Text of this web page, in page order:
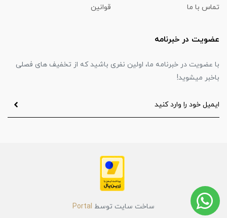
تماس با ما قوانین
عضویت در خبرنامه
با عضویت در خبرنامه ما، اولین نفری باشید که از تخفیف های فصلی
باخبر میشوید!
ساخت سایت توسط Portal